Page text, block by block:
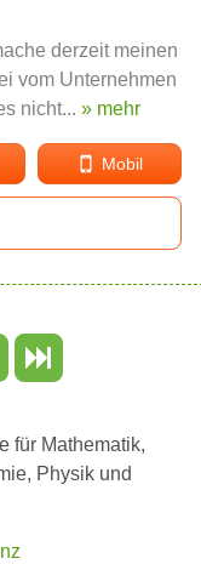
derzeit meinen
vom Unternehmen
nicht... » mehr
Mobil
für Mathematik,
Physik und